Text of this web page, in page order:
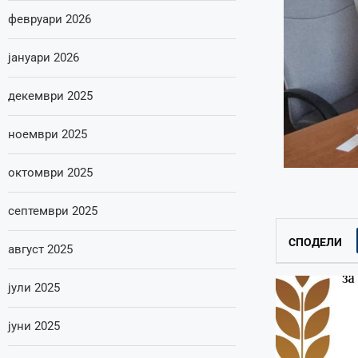
СПОДЕЛИ
февруари 2026
јануари 2026
декември 2025
ноември 2025
октомври 2025
септември 2025
август 2025
јули 2025
јуни 2025